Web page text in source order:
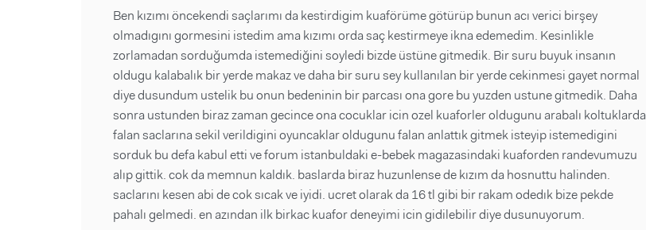
Ben kızımı öncekendi saçlarımı da kestirdigim kuaförüme götürüp bunun acı verici birşey
olmadıgını gormesini istedim ama kızımı orda saç kestirmeye ikna edemedim. Kesinlikle
zorlamadan sorduğumda istemediğini soyledi bizde üstüne gitmedik. Bir suru buyuk insanın
oldugu kalabalık bir yerde makaz ve daha bir suru sey kullanılan bir yerde cekinmesi gayet normal
diye dusundum ustelik bu onun bedeninin bir parcası ona gore bu yuzden ustune gitmedik. Daha
sonra ustunden biraz zaman gecince ona cocuklar icin ozel kuaforler oldugunu arabalı koltuklarda
falan saclarına sekil verildigini oyuncaklar oldugunu falan anlattık gitmek isteyip istemedigini
sorduk bu defa kabul etti ve forum istanbuldaki e-bebek magazasindaki kuaforden randevumuzu
alıp gittik. cok da memnun kaldık. baslarda biraz huzunlense de kızım da hosnuttu halinden.
saclarını kesen abi de cok sıcak ve iyidi. ucret olarak da 16 tl gibi bir rakam odedık bize pekde
pahalı gelmedi. en azından ilk birkac kuafor deneyimi icin gidilebilir diye dusunuyorum.